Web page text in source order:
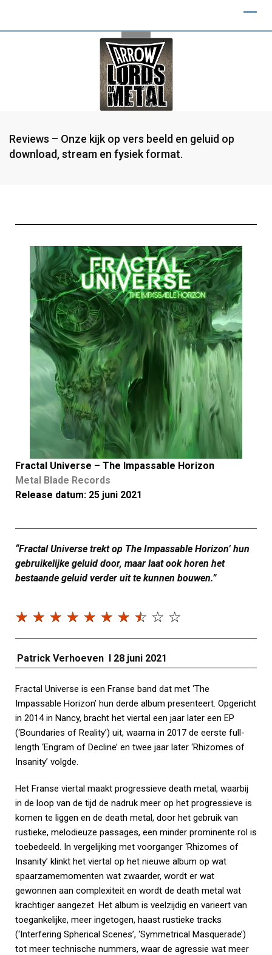
Reviews – Onze kijk op vers beeld en geluid op
download, stream en fysiek format.
Fractal Universe – The Impassable Horizon
Metal Blade Records
Release datum: 25 juni 2021
“Fractal Universe trekt op The Impassable Horizon’ hun
gebruikelijke geluid door, maar laat ook horen het
bestaande geluid verder uit te kunnen bouwen.”
☆ ☆ ☆ ☆ ☆ ☆ ☆ ☆ ☆ ☆
Patrick Verhoeven I 28 juni 2021
Fractal Universe is een Franse band dat met ‘The
Impassable Horizon’ hun derde album presenteert. Opgericht
in 2014 in Nancy, bracht het viertal een jaar later een EP
(‘Boundaries of Reality’) uit, waarna in 2017 de eerste full-
length ‘Engram of Decline’ en twee jaar later ‘Rhizomes of
Insanity’ volgde.
Het Franse viertal maakt progressieve death metal, waarbij
in de loop van de tijd de nadruk meer op het progressieve is
komen te liggen en de death metal, door het gebruik van
rustieke, melodieuze passages, een minder prominente rol is
toebedeeld. In vergelijking met voorganger ‘Rhizomes of
Insanity’ klinkt het viertal op het nieuwe album op wat
spaarzamemomenten wat zwaarder, wordt er wat
gewonnen aan complexiteit en wordt de death metal wat
krachtiger aangezet. Het album is veelzijdig en varieert van
toegankelijke, meer ingetogen, haast rustieke tracks
(‘Interfering Spherical Scenes’, ‘Symmetrical Masquerade’)
tot meer technische nummers, waar de agressie wat meer